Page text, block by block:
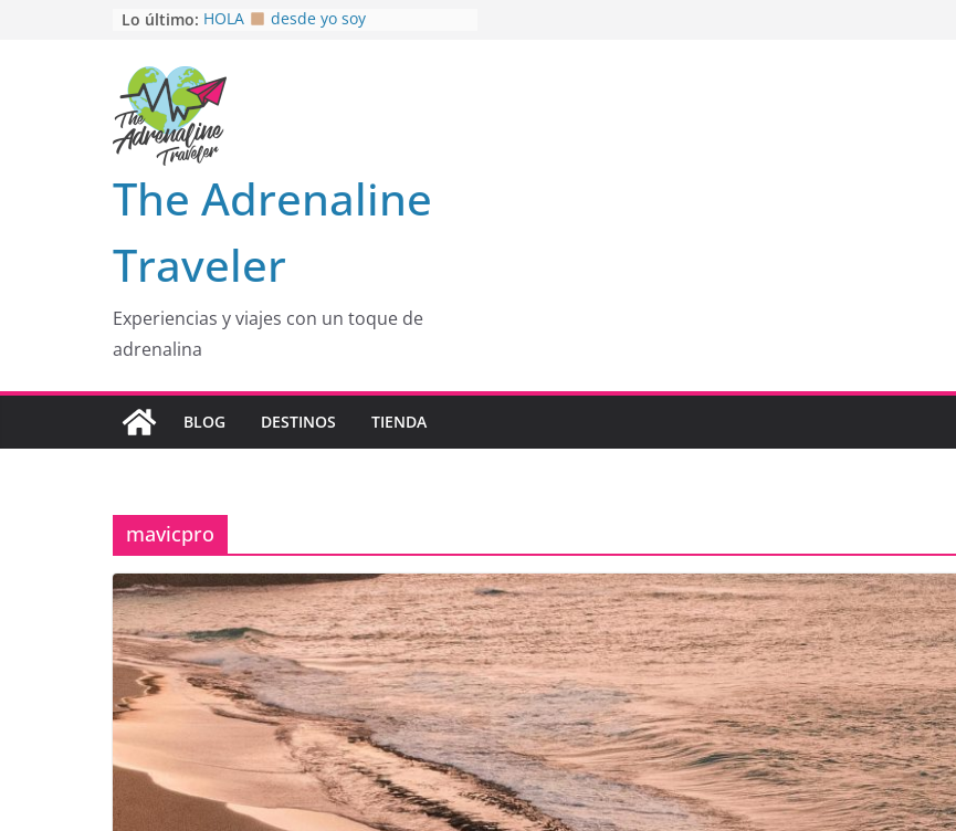
Lo último: HOLA
desde yo soy
EL SENDERO DEL CACAO: Excelente
opción
HOSPEDAJE AL NATURALSHH !!
En
MULITO!
The Adrenaline
Traveler
Experiencias y viajes con un toque de
adrenalina
BLOG DESTINOS TIENDA
mavicpro